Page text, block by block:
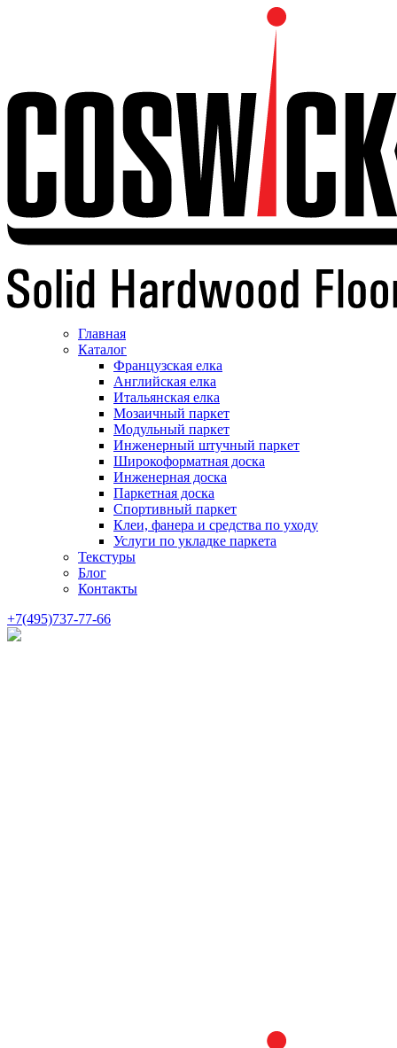
Главная
Каталог
Французская елка
Английская елка
Итальянская елка
Мозаичный паркет
Модульный паркет
Инженерный штучный паркет
Широкоформатная доска
Инженерная доска
Паркетная доска
Спортивный паркет
Клеи, фанера и средства по уходу
Услуги по укладке паркета
Текстуры
Блог
Контакты
+7(495)737-77-66